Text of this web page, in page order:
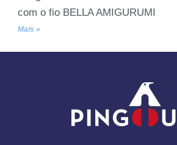
com o fio BELLA AMIGURUMI
Mais »